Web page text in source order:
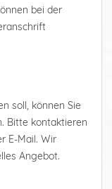
bei der
soll, können Sie
Bitte kontaktieren
E-Mail. Wir
Angebot.